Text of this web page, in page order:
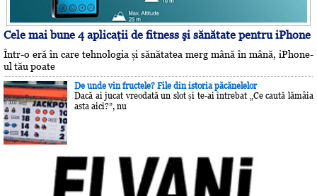
Cele mai bune 4 aplicaţii de fitness şi sănătate pentru iPhone
Într-o eră în care tehnologia și sănătatea merg mână în mână, iPhone-
ul tău poate
De unde vin fructele? File din istoria păcănelelor
Dacă ai jucat vreodată un slot și te-ai întrebat „Ce caută lămâia
asta aici?”, nu